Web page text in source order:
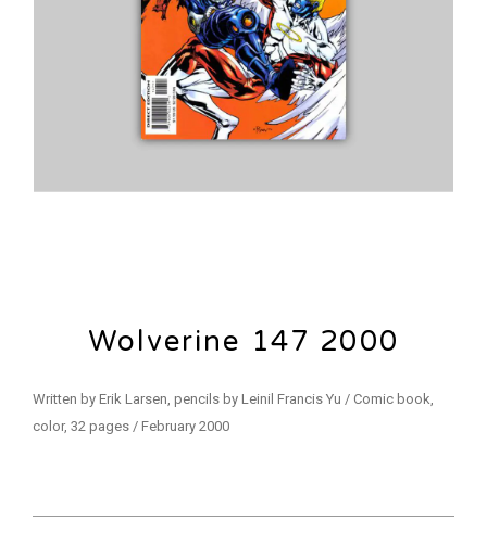
Wolverine 147 2000
Written by Erik Larsen, pencils by Leinil Francis Yu / Comic book,
color, 32 pages / February 2000